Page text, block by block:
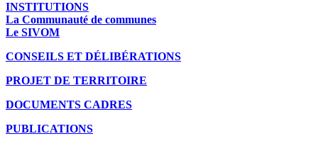
INSTITUTIONS
La Communauté de communes
Le SIVOM
CONSEILS ET DÉLIBÉRATIONS
PROJET DE TERRITOIRE
DOCUMENTS CADRES
PUBLICATIONS